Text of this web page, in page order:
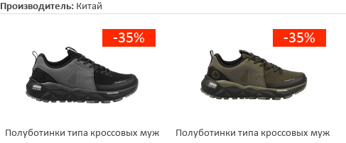
Производитель: Китай
-35%
Полуботинки типа кроссовых муж
-35%
Полуботинки типа кроссовых муж